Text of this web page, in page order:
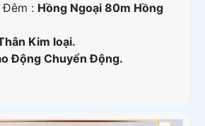
Đêm : Hồng Ngoại 80m Hồng
Kim loại.
Động Chuyển Động.